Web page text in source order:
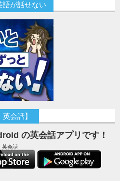
語が話せない
会話】
の英会話アプリです！
英会話